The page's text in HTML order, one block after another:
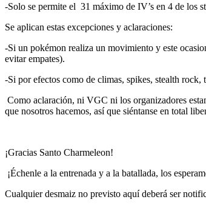
-Solo se permite el 31 máximo de IV’s en 4 de los
Se aplican estas excepciones y aclaraciones:
-Si un pokémon realiza un movimiento y este
evitar empates).
-Si por efectos como de climas, spikes, stealth
Como aclaración, ni VGC ni los organizadores
que nosotros hacemos, así que siéntanse en total
¡Gracias Santo Charmeleon!
¡Échenle a la entrenada y a la batallada, los
Cualquier desmaiz no previsto aquí deberá ser